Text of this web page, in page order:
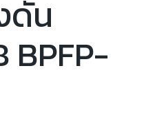
ดัน
BPFP-